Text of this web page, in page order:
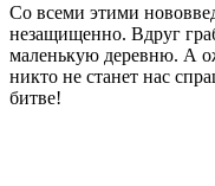
Со всеми этими
незащищенно. Вдруг
маленькую деревню. А
никто не станет нас
битве!